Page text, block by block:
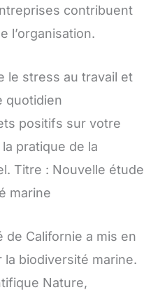
contribuent
l’organisation.
le stress au travail et
quotidien
positifs sur votre
pratique de la
Titre : Nouvelle étude
marine
Californie a mis en
biodiversité marine.
Nature,